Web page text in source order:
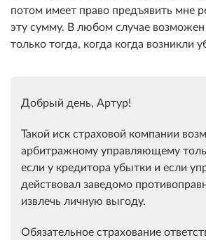
потом имеет право предъявить мне
эту сумму. В любом случае возможен
только тогда, когда когда возникли
Добрый день, Артур!
Такой иск страховой компании
арбитражному управляющему
если у кредитора убытки и если
действовал заведомо
извлечь личную выгоду.
Обязательное страхование